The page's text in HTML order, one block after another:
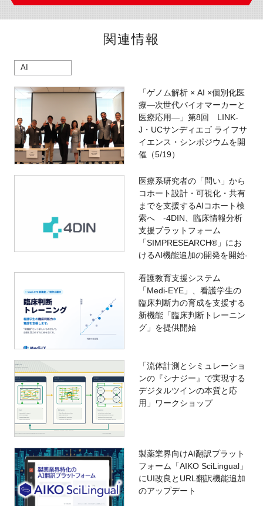
関連情報
AI
「ゲノム解析 × AI ×個別化医
療―次世代バイオマーカーと
医療応用―」第8回 LINK-
J・UCサンディエゴ ライフサ
イエンス・シンポジウムを開
催（5/19）
医療系研究者の「問い」から
コホート設計・可視化・共有
までを支援するAIコホート検
索へ -4DIN、臨床情報分析
支援プラットフォーム
「SIMPRESEARCH®」にお
けるAI機能追加の開発を開始-
看護教育支援システム
「Medi-EYE」、看護学生の
臨床判断力の育成を支援する
新機能「臨床判断トレーニン
グ」を提供開始
「流体計測とシミュレーショ
ンの『シナジー』で実現する
デジタルツインの本質と応
用」ワークショップ
製薬業界向けAI翻訳プラット
フォーム「AIKO SciLingual」
にUI改良とURL翻訳機能追加
のアップデート